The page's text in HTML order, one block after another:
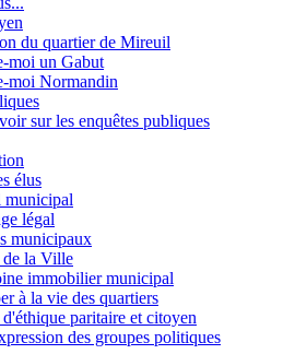
du quartier de Mireuil
moi un Gabut
moi Normandin
sur les enquêtes publiques
élus
municipal
légal
municipaux
la Ville
immobilier municipal
à la vie des quartiers
paritaire et citoyen
des groupes politiques